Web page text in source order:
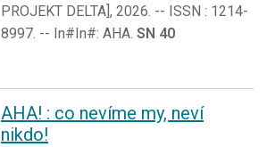
PROJEKT DELTA], 2026. -- ISSN : 1214-
8997. -- In#In#: AHA. SN 40
AHA! : co nevíme my, neví
nikdo!